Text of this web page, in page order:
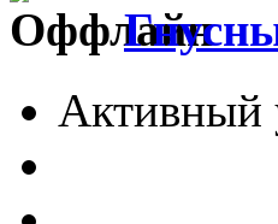
Активный